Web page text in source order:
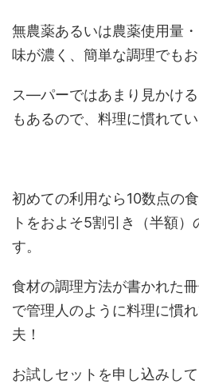
無農薬あるいは農薬使用量
味が濃く、簡単な調理でも
ス―パーではあまり見かけ
もあるので、料理に慣れて
初めての利用なら10数点の
トをおよそ5割引き（半額）
す。
食材の調理方法が書かれた
で管理人のように料理に慣
夫！
お試しセットを申し込みし